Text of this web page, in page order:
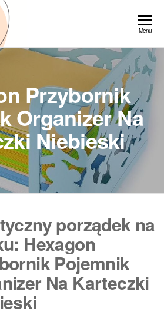
Menu
Przybornik
Organizer Na
Niebieski
porządek na
Hexagon
Pojemnik
Na Karteczki